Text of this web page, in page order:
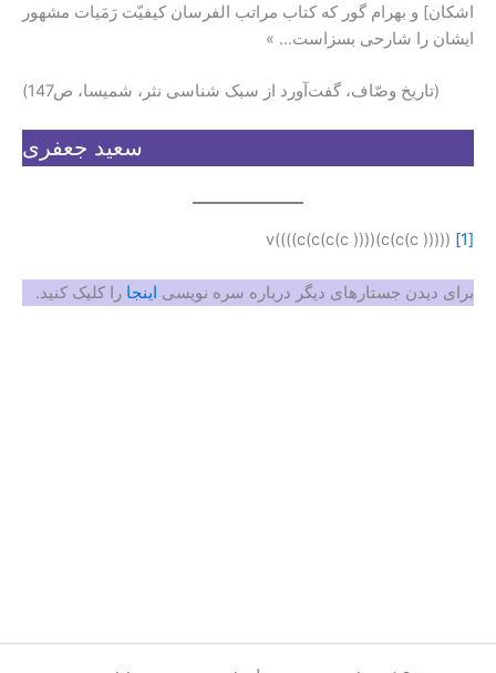
اشکان] و بهرام گور که کتاب مراتب الفرسان کیفیّت رَمَیات مشهور
ایشان را شارحی بسزاست… »
(تاریخ وصّاف، گفت‌آورد از سبک شناسی نثر، شمیسا، ص147)
سعید جعفری
[1]
(((c(c(c )))v((((c(c(c(c ))))
برای دیدن جستارهای دیگر درباره سره نویسی اینجا را کلیک کنید.